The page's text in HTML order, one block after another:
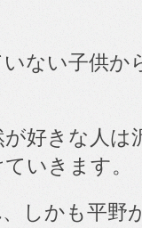
ない子供か
好きな人は
いきます。
しかも平野